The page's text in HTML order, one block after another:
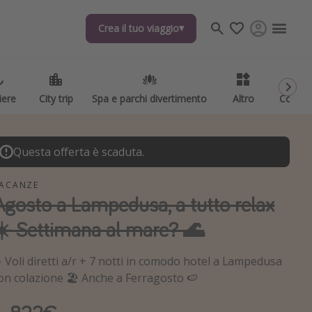
Crea il tuo viaggio
City trip Spa e parchi divertimento Altro Codici
Questa offerta è scaduta.
a Lampedusa, a tutto relax
Settimana al mare? 🌊
Voli diretti a/r + 7 notti in comodo hotel a Lampedusa
colazione 🏖️ Anche a Ferragosto 🍉